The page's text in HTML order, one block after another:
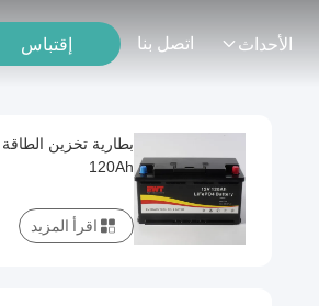
الأحداث اتصل بنا إقتباس
120Ah
اقرأ المزيد